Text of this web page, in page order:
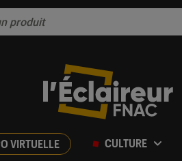
VIRTUELLE CULTURE